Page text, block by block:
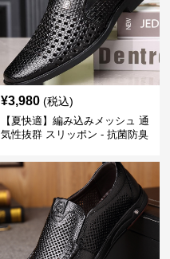
¥3,980 (税込)
【夏快適】編み込みメッシュ 通
気性抜群 スリッポン - 抗菌防臭